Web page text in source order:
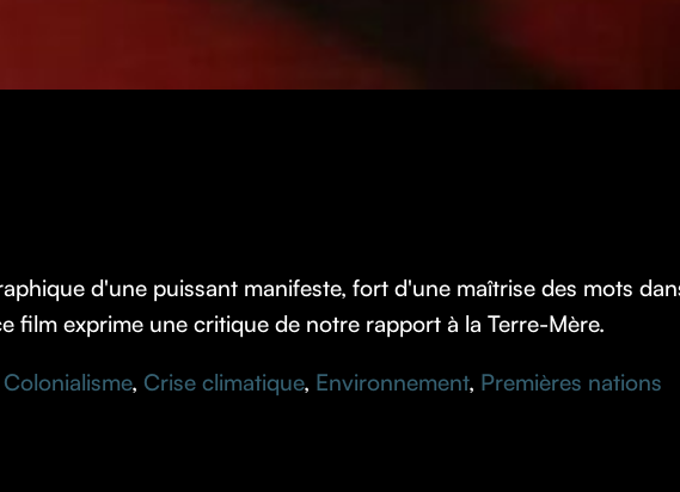
d'une puissant manifeste, fort d'une maîtrise des mots
film exprime une critique de notre rapport à la Terre-Mère.
Colonialisme, Crise climatique, Environnement, Premières nations